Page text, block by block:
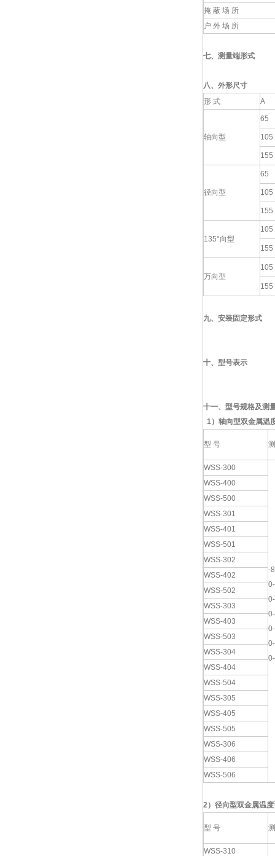
掩 蔽 场 所
户 外 场 所
七、 测量端形式
八、外形尺寸
形 式
A
轴向型
65
105
155
径向型
65
105
155
135°向型
105
155
万向型
105
155
九、 安装固定形式
十、型号表示
十一、型号规格及测
1） 轴向型双金属温
型 号
WSS-300
-
WSS-400
WSS-500
WSS-301
WSS-401
WSS-501
WSS-302
WSS-402
WSS-502
WSS-303
WSS-403
WSS-503
WSS-304
WSS-404
WSS-504
WSS-305
WSS-405
WSS-505
WSS-306
WSS-406
WSS-506
2） 径向型双金属温
型 号
WSS-310